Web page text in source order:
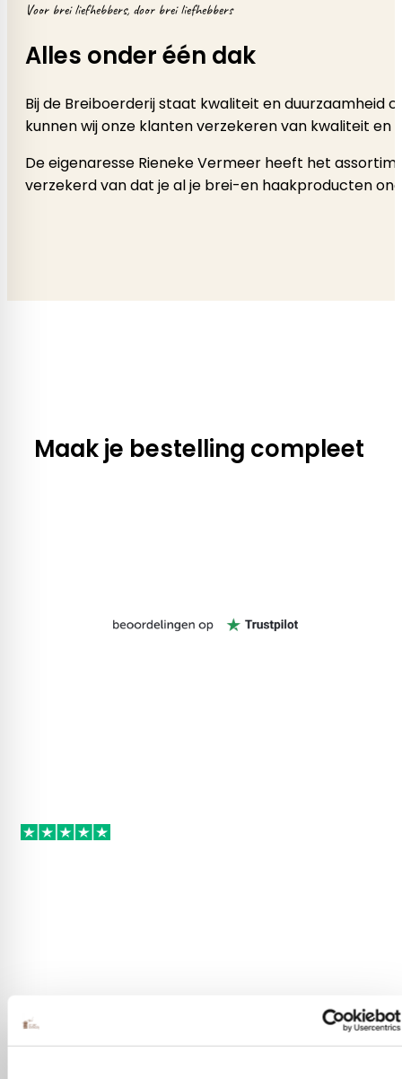
Voor brei liefhebbers, door brei liefhebbers
Alles onder één dak
Bij de Breiboerderij staat kwaliteit en duurzaamheid
kunnen wij onze klanten verzekeren van kwaliteit en
De eigenaresse Rieneke Vermeer heeft het
verzekerd van dat je al je brei-en haakproducten
Maak je bestelling compleet